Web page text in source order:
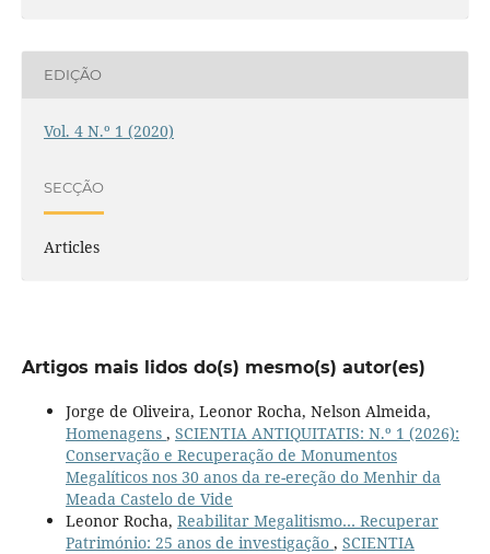
EDIÇÃO
Vol. 4 N.º 1 (2020)
SECÇÃO
Articles
Artigos mais lidos do(s) mesmo(s) autor(es)
Jorge de Oliveira, Leonor Rocha, Nelson Almeida,
Homenagens , SCIENTIA ANTIQUITATIS: N.º 1 (2026):
Conservação e Recuperação de Monumentos
Megalíticos nos 30 anos da re-ereção do Menhir da
Meada Castelo de Vide
Leonor Rocha, Reabilitar Megalitismo… Recuperar
Património: 25 anos de investigação , SCIENTIA